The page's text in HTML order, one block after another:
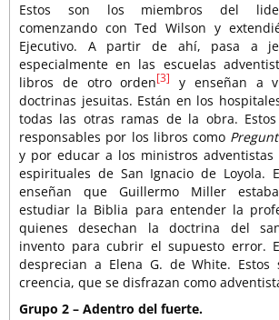
Estos son los miembros del
comenzando con Ted Wilson y
Ejecutivo. A partir de ahí, pasa a
especialmente en las escuelas
libros de otro orden[3]
y enseñan a
doctrinas jesuitas. Están en los
todas las otras ramas de la obra.
responsables por los libros como
y por educar a los ministros adventistas
espirituales de San Ignacio de Loyola.
enseñan que Guillermo Miller
estudiar la Biblia para entender la
quienes desechan la doctrina del
invento para cubrir el supuesto error.
desprecian a Elena G. de White. Estos
creencia, que se disfrazan como
Grupo 2 – Adentro del fuerte.